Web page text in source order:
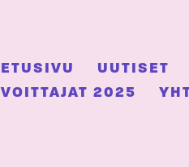
ETUSIVU UUTISET
VOITTAJAT 2025